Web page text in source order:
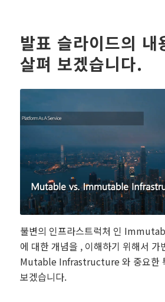
발표 슬라이드의 내
살펴 보겠습니다.
불변의 인프라스트럭처 인
에 대한 개념을 , 이해하기 위해서 가
Mutable Infrastructure 와 중요한
보겠습니다.